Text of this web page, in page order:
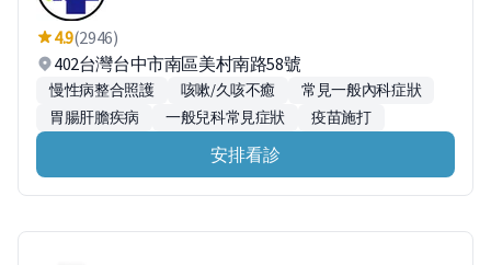
4.9(2946)
402台灣台中市南區美村南路58號
慢性病整合照護 咳嗽/久咳不癒
常見一般內科症狀
胃腸肝膽疾病
一般兒科常見症狀 疫苗施打
安排看診